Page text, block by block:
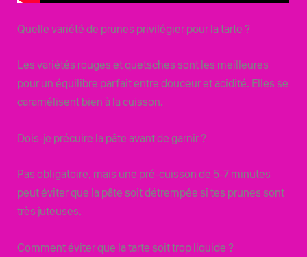
Quelle variété de prunes privilégier pour la tarte ?
Les variétés rouges et quetsches sont les meilleures
pour un équilibre parfait entre douceur et acidité. Elles se
caramélisent bien à la cuisson.
Dois-je précuire la pâte avant de garnir ?
Pas obligatoire, mais une pré-cuisson de 5-7 minutes
peut éviter que la pâte soit détrempée si tes prunes sont
très juteuses.
Comment éviter que la tarte soit trop liquide ?